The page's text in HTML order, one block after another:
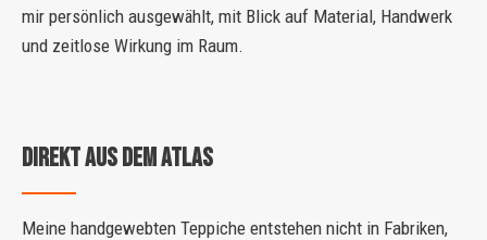
mir persönlich ausgewählt, mit Blick auf Material, Handwerk
und zeitlose Wirkung im Raum.
DIREKT AUS DEM ATLAS
Meine handgewebten Teppiche entstehen nicht in Fabriken,